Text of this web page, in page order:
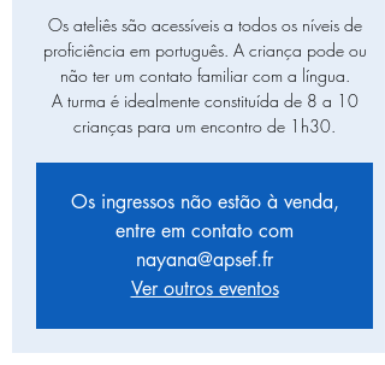
Os ateliês são acessíveis a todos os níveis de
proficiência em português. A criança pode ou
não ter um contato familiar com a língua.
A turma é idealmente constituída de 8 a 10
crianças para um encontro de 1h30.
Os ingressos não estão à venda,
entre em contato com
nayana@apsef.fr
Ver outros eventos